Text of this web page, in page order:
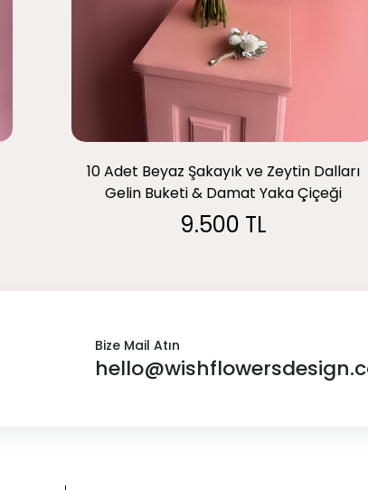
10 Adet Beyaz Şakayık ve Zeytin Dalları
Gelin Buketi & Damat Yaka Çiçeği
9.500 TL
Bize Mail Atın